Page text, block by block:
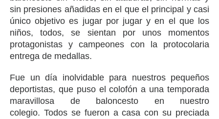
sin presiones añadidas en el que el principal y casi
único objetivo es jugar por jugar y en el que los
niños, todos, se sientan por unos momentos
protagonistas y campeones con la protocolaria
entrega de medallas.
Fue un día inolvidable para nuestros pequeños
deportistas, que puso el colofón a una temporada
maravillosa de baloncesto en nuestro
colegio. Todos se fueron a casa con su preciada